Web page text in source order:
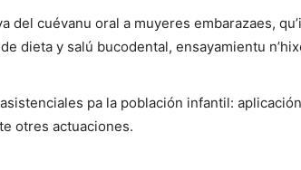
del cuévanu oral a muyeres embarazaes,
dieta y salú bucodental, ensayamientu
pa la población infantil:
otres actuaciones.